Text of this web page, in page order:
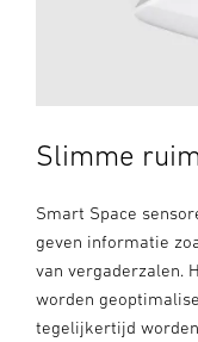
Slimme
Smart Space
geven informatie
van vergaderzalen.
worden
tegelijkertijd